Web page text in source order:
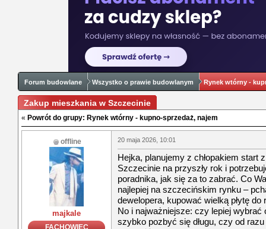
Forum budowlane Wszystko o prawie budowlanym Rynek wtórny -
Zakup mieszkania w Szczecinie
« Powrót do grupy: Rynek wtórny - kupno-sprzedaż, najem
offline
majkale
FACHOWIEC
20 maja 2026, 10:01
Hejka, planujemy z chłopakiem start
Szczecinie na przyszły rok i
poradnika, jak się za to zabrać. Co
najlepiej na szczecińskim rynku –
dewelopera, kupować wielką płytę
No i najważniejsze: czy lepiej
szybko pozbyć się długu, czy od